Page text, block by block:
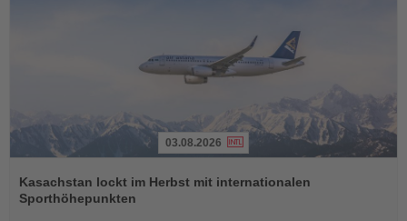
Sie
die
Nachrichten
03.08.2026
Kasachstan lockt im Herbst mit internationalen
Sporthöhepunkten